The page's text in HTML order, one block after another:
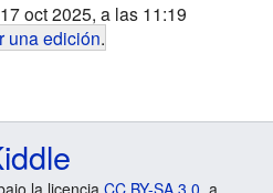
oct 2025, a las 11:19
una edición.
la licencia CC BY-SA 3.0 , a